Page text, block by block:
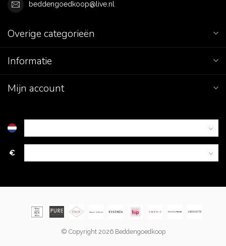
beddengoedkoop@live.nl
Overige categorieën
Informatie
Mijn account
€
© Copyright 2026 Beddengoedkoop